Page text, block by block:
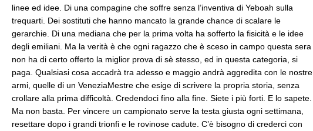
linee ed idee. Di una compagine che soffre senza l’inventiva di Yeboah sulla
trequarti. Dei sostituti che hanno mancato la grande chance di scalare le
gerarchie. Di una mediana che per la prima volta ha sofferto la fisicità e le idee
degli emiliani. Ma la verità è che ogni ragazzo che è sceso in campo questa sera
non ha di certo offerto la miglior prova di sè stesso, ed in questa categoria, si
paga. Qualsiasi cosa accadrà tra adesso e maggio andrà aggredita con le nostre
armi, quelle di un VeneziaMestre che esige di scrivere la propria storia, senza
crollare alla prima difficoltà. Credendoci fino alla fine. Siete i più forti. E lo sapete.
Ma non basta. Per vincere un campionato serve la testa giusta ogni settimana,
resettare dopo i grandi trionfi e le rovinose cadute. C’è bisogno di crederci con